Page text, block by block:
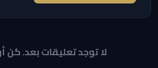
لا توجد تعليقات بعد.